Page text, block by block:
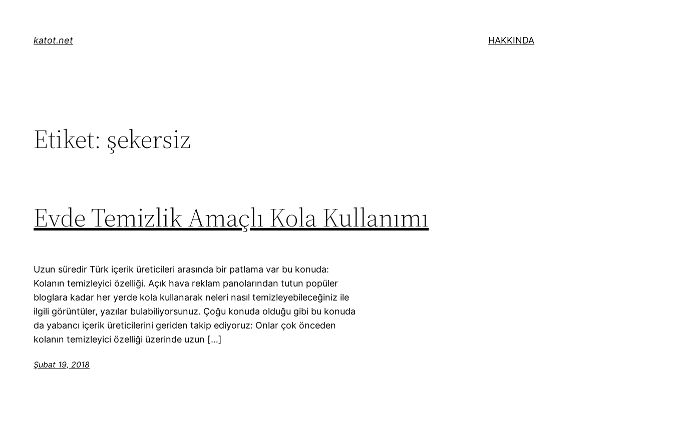
katot.net
HAKKINDA
Etiket: şekersiz
Evde Temizlik Amaçlı Kola Kullanımı
Uzun süredir Türk içerik üreticileri arasında bir patlama var bu konuda:
Kolanın temizleyici özelliği. Açık hava reklam panolarından tutun popüler
bloglara kadar her yerde kola kullanarak neleri nasıl temizleyebileceğiniz ile
ilgili görüntüler, yazılar bulabiliyorsunuz. Çoğu konuda olduğu gibi bu konuda
da yabancı içerik üreticilerini geriden takip ediyoruz: Onlar çok önceden
kolanın temizleyici özelliği üzerinde uzun […]
Şubat 19, 2018